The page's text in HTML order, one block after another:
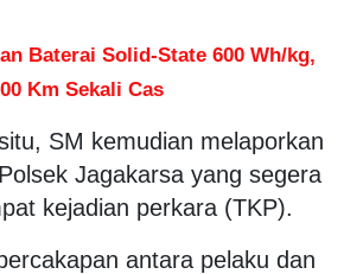
Baterai Solid-State 600 Wh/kg,
Km Sekali Cas
SM kemudian melaporkan
Jagakarsa yang segera
kejadian perkara (TKP).
antara pelaku dan